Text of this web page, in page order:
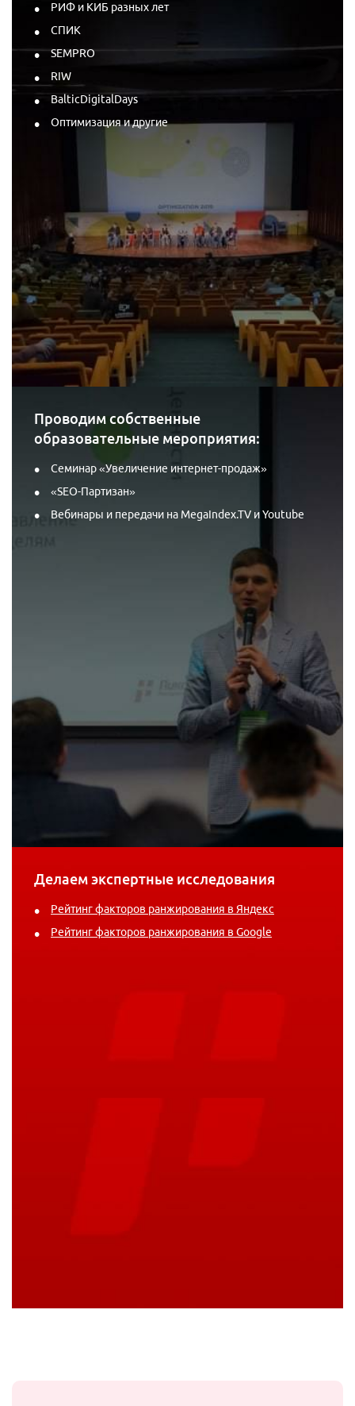
РИФ и КИБ разных лет
СПИК
SEMPRO
RIW
BalticDigitalDays
Оптимизация и другие
Проводим собственные
образовательные мероприятия:
Семинар «Увеличение интернет-продаж»
«SEO-Партизан»
Вебинары и передачи на MegaIndex.TV и Youtube
Делаем экспертные исследования
Рейтинг факторов ранжирования в Яндекс
Рейтинг факторов ранжирования в Google